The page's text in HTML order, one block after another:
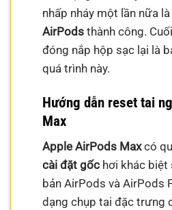
nhấp nháy một lần nữa
AirPods thành công.
đóng nắp hộp sạc lại là
quá trình này.
Hướng dẫn reset tai
Max
Apple AirPods Maxcó
cài đặt gốc hơi khác biệt
bản AirPods và AirPods
dạng chụp tai đặc trưng